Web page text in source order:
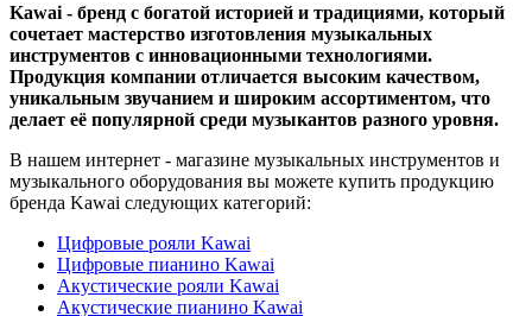
Kawai - бренд с богатой историей и традициями, который
сочетает мастерство изготовления музыкальных
инструментов с инновационными технологиями.
Продукция компании отличается высоким качеством,
уникальным звучанием и широким ассортиментом, что
делает её популярной среди музыкантов разного уровня.
В нашем интернет - магазине музыкальных инструментов и
музыкального оборудования вы можете купить продукцию
бренда Kawai следующих категорий:
Цифровые рояли Kawai
Цифровые пианино Kawai
Акустические рояли Kawai
Акустические пианино Kawai